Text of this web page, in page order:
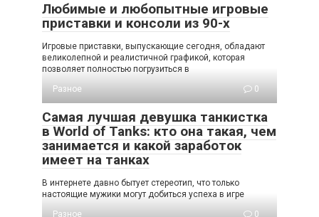
Любимые и любопытные игровые
приставки и консоли из 90-х
Игровые приставки, выпускающие сегодня, обладают
великолепной и реалистичной графикой, которая
позволяет полностью погрузиться в
Разное
0
Самая лучшая девушка танкистка
в World of Tanks: кто она такая, чем
занимается и какой заработок
имеет на танках
В интернете давно бытует стереотип, что только
настоящие мужики могут добиться успеха в игре
Разное
0